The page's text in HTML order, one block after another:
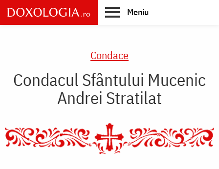
Skip
to
main
Meniu
Condace
Condacul Sfântului Mucenic
Andrei Stratilat